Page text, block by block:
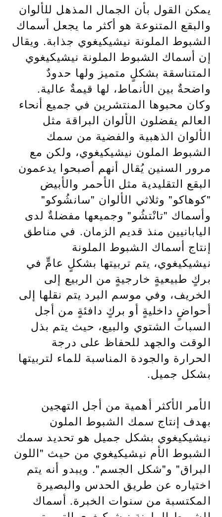
يمكن القول بأن الجمال المذهل للألوان
والبقع المتنوعة هو أكثر ما يجعل أسماك
الشبوط الملونة نيشيكيغوي جذابة. ويقال
إن أسماك الشبوط الملونة نيشيكيغوي
المتناسقة بشكلٍ متميز ولها حدودٌ
واضحةٌ بين الأنماط، لها قيمةٌ عالية.
وكان محبوها المنتشرين في جميع أنحاء
العالم يفضلون الألوان البراقة مثل
الألوان الذهبية والفضية من سمك
الشبوط الملون نيشيكيغوي، ولكن مع
مرور السنين يُقال أنهم أصبحوا يدعمون
البقع التقليدية مثل الأحمر والأبيض
"كوهاكو" وثلاثي الألوان "سانشُوكو"
وأسماك "تانْتشُو" وجميعها مفضلةٌ لدى
اليابانيين منذ قديم الزمان. في مناطق
إنتاج أسماك الشبوط الملونة
نيشيكيغوي، يتم تربيتها بشكلٍ عامٍّ في
بركٍ طبيعيةٍ خارجيةٍ من الربيع إلى
الخريف، وفي موسم البرد يتم نقلها إلى
أحواضٍ داخليةٍ أو بركٍ دافئةٍ من أجل
السبات الشتوي والبيع، حيث يتم بذل
الوقت والجهد للحفاظ على درجة
الحرارة والجودة المناسبة للماء لتربيتها
بشكل جميل.
الأمر الأكثر أهمية من أجل التهجين
بهدف إنتاج سمك الشبوط الملون
نيشيكيغوي بشكل جميل هو تحديد سمك
الشبوط الأم نيشيكيغوي من حيث "اللون
البراق" و"شكل الجسم". ويبدو أنه يتم
اختياره عن طريق الحدس والبصيرة
المكتسبة من سنوات الخبرة. أسماك